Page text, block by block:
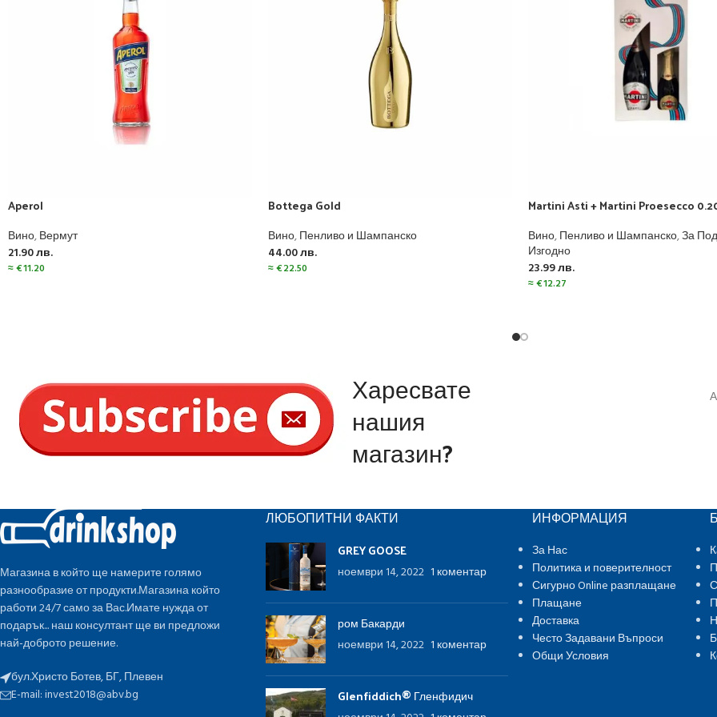
Aperol
Вино,Вермут
21.90лв.
≈€11.20
Bottega Gold
Вино,Пенливо и Шампанско
44.00лв.
≈€22.50
Martini Asti + Martini Proesecco
Вино,Пенливо и Шампанско,За
Изгодно
23.99лв.
≈€12.27
Харесвате
нашия
магазин?
Магазина в който ще намерите голямо
разнообразие от продукти.Магазина който
работи 24/7 само за Вас.Имате нужда от
подарък... наш консултант ще ви предложи
най-доброто решение.
бул.Христо Ботев, БГ, Плевен
E-mail:invest2018@abv.bg
ЛЮБОПИТНИ ФАКТИ
GREY GOOSE
ноември 14, 2022 1 коментар
ром Бакарди
ноември 14, 2022 1 коментар
Glenfiddich® Гленфидич
ИНФОРМАЦИЯ
За Нас
Политика и поверителност
Сигурно Online разплащане
Плащане
Доставка
Често Задавани Въпроси
Общи Условия